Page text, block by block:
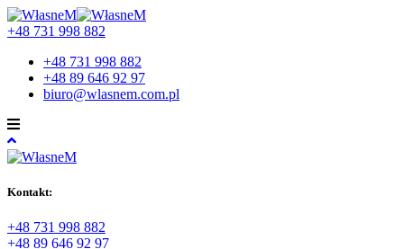
+48 731 998 882
+48 731 998 882
+48 89 646 92 97
biuro@wlasnem.com.pl
Kontakt:
+48 731 998 882
+48 89 646 92 97